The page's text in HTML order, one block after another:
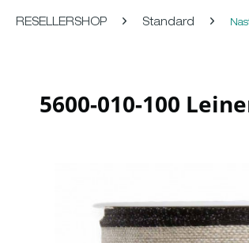
RESELLERSHOP Standard
5600-010-100